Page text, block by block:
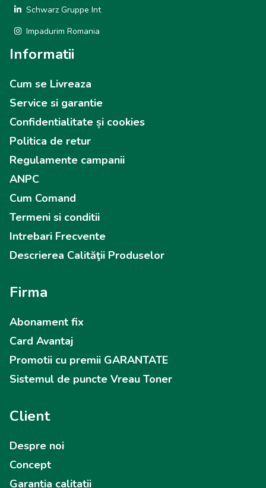
Schwarz Gruppe Int
Impadurim Romania
Informatii
Cum se Livreaza
Service si garantie
Confidentialitate și cookies
Politica de retur
Regulamente campanii
ANPC
Cum Comand
Termeni si conditii
Intrebari Frecvente
Descrierea Calităţii Produselor
Firma
Abonament fix
Card Avantaj
Promotii cu premii GARANTATE
Sistemul de puncte Vreau Toner
Client
Despre noi
Concept
Garantia calitatii